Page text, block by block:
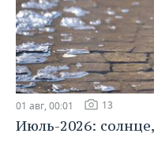
01 авг, 00:01 13
Июль-2026: